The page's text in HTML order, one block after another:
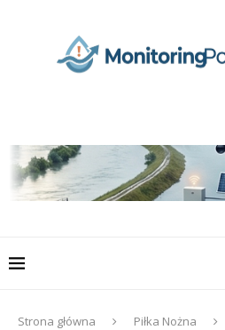
Strona główna Piłka Nożna